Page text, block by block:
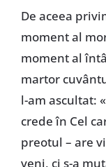
De aceea
moment al
moment al
martor
l-am ascultat:
crede în Cel
preotul – are
veni, ci s-a